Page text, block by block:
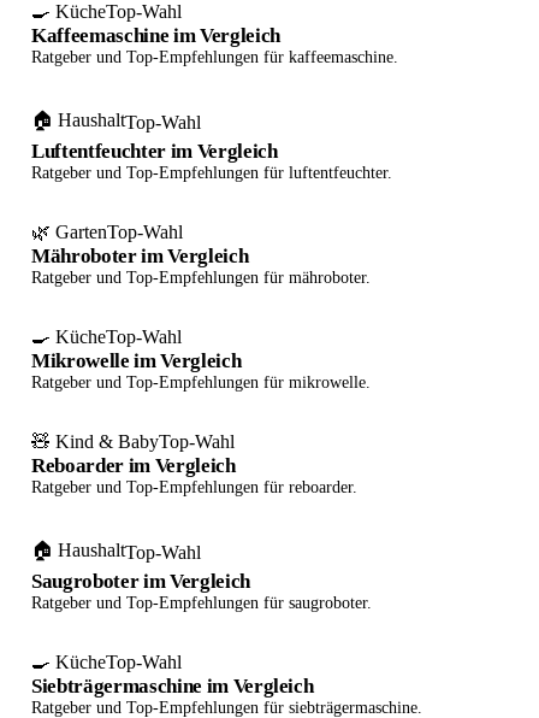
🍳 KücheTop-Wahl
Kaffeemaschine im Vergleich
Ratgeber und Top-Empfehlungen für kaffeemaschine.
🏠 HaushaltTop-Wahl
Luftentfeuchter im Vergleich
Ratgeber und Top-Empfehlungen für luftentfeuchter.
🌿 GartenTop-Wahl
Mähroboter im Vergleich
Ratgeber und Top-Empfehlungen für mähroboter.
🍳 KücheTop-Wahl
Mikrowelle im Vergleich
Ratgeber und Top-Empfehlungen für mikrowelle.
🧸 Kind & BabyTop-Wahl
Reboarder im Vergleich
Ratgeber und Top-Empfehlungen für reboarder.
🏠 HaushaltTop-Wahl
Saugroboter im Vergleich
Ratgeber und Top-Empfehlungen für saugroboter.
🍳 KücheTop-Wahl
Siebträgermaschine im Vergleich
Ratgeber und Top-Empfehlungen für siebträgermaschine.